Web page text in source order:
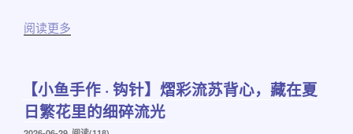
阅读更多
【小鱼手作 · 钩针】熠彩流苏背心，藏在夏
日繁花里的细碎流光